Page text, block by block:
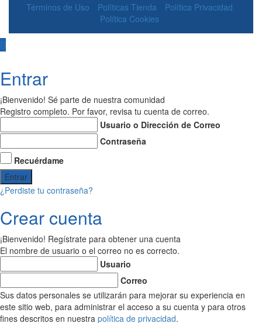
Términos de Uso
Políticas Tienda
Política Privacidad
Política Cookies
Entrar
¡Bienvenido! Sé parte de nuestra comunidad
Registro completo. Por favor, revisa tu cuenta de correo.
Usuario o Dirección de Correo
Contraseña
Recuérdame
¿Perdiste tu contraseña?
Crear cuenta
¡Bienvenido! Regístrate para obtener una cuenta
El nombre de usuario o el correo no es correcto.
Usuario
Correo
Sus datos personales se utilizarán para mejorar su experiencia en
este sitio web, para administrar el acceso a su cuenta y para otros
fines descritos en nuestra política de privacidad.